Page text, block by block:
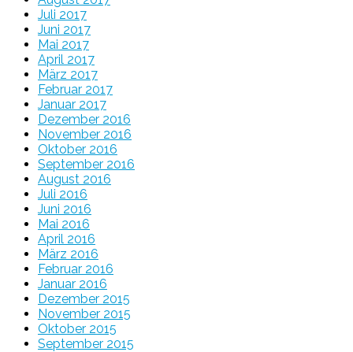
Juli 2017
Juni 2017
Mai 2017
April 2017
März 2017
Februar 2017
Januar 2017
Dezember 2016
November 2016
Oktober 2016
September 2016
August 2016
Juli 2016
Juni 2016
Mai 2016
April 2016
März 2016
Februar 2016
Januar 2016
Dezember 2015
November 2015
Oktober 2015
September 2015